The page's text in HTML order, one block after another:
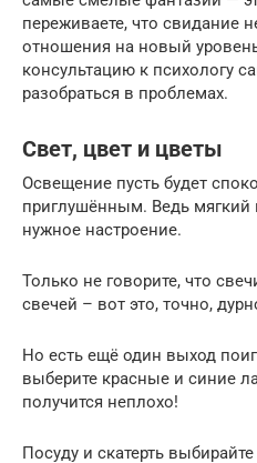
переживаете, что свидание
отношения на новый
консультацию к психологу
разобраться в проблемах.
Свет, цвет и цветы
Освещение пусть будет
приглушённым. Ведь мягкий
нужное настроение.
Только не говорите, что
свечей – вот это, точно,
Но есть ещё один выход
выберите красные и синие
получится неплохо!
Посуду и скатерть